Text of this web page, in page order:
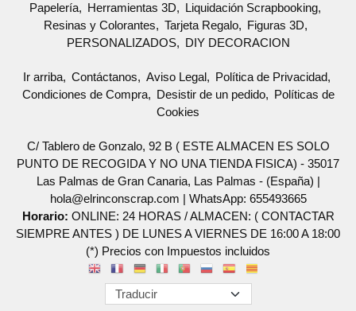
Papelería
Herramientas 3D
Liquidación Scrapbooking
Resinas y Colorantes
Tarjeta Regalo
Figuras 3D
PERSONALIZADOS
DIY DECORACION
Ir arriba Contáctanos Aviso Legal
Política de Privacidad
Condiciones de Compra
Desistir de un pedido
Políticas de
Cookies
C/ Tablero de Gonzalo, 92 B ( ESTE ALMACEN ES SOLO
PUNTO DE RECOGIDA Y NO UNA TIENDA FISICA) - 35017
Las Palmas de Gran Canaria, Las Palmas - (España) |
hola@elrinconscrap.com | WhatsApp: 655493665
Horario: ONLINE: 24 HORAS / ALMACEN: ( CONTACTAR
SIEMPRE ANTES ) DE LUNES A VIERNES DE 16:00 A 18:00
(*) Precios con Impuestos incluidos